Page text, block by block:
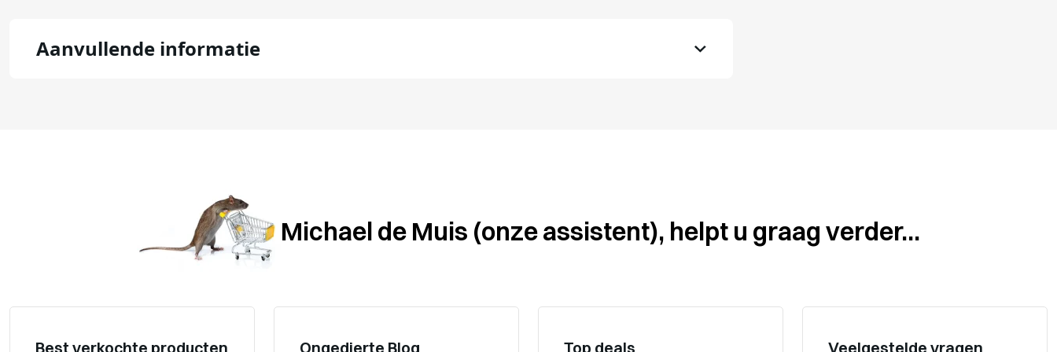
Aanvullende informatie
Michael de Muis (onze assistent), helpt u graag verder...
Best verkochte producten Ongedierte Blog Top deals Veelgestelde vragen